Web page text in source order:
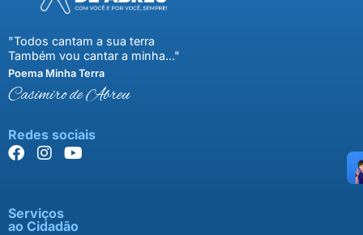
"Todos cantam a sua terra
Também vou cantar a minha..."
Poema Minha Terra
Casimiro de Abreu
Redes sociais
Serviços
ao Cidadão